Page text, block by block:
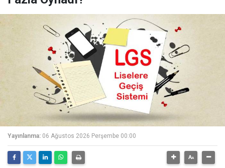
Yayınlanma: 06 Ağustos 2026 Perşembe 00:00